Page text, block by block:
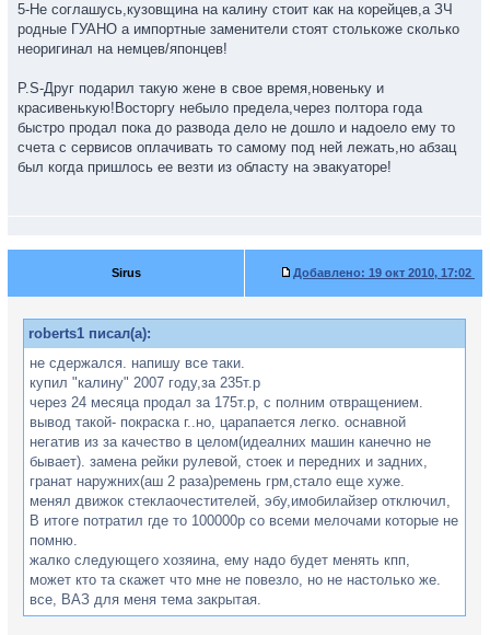
5-Не соглашусь,кузовщина на калину стоит как на корейцев,а ЗЧ
родные ГУАНО а импортные заменители стоят столькоже сколько
неоригинал на немцев/японцев!
P.S-Друг подарил такую жене в свое время,новеньку и
красивенькую!Восторгу небыло предела,через полтора года
быстро продал пока до развода дело не дошло и надоело ему то
счета с сервисов оплачивать то самому под ней лежать,но абзац
был когда пришлось ее везти из областу на эвакуаторе!
Sirus Добавлено: 19 окт 2010, 17:02
roberts1 писал(а):
не сдержался. напишу все таки.
купил "калину" 2007 году,за 235т.р
через 24 месяца продал за 175т.р, с полним отвращением.
вывод такой- покраска г..но, царапается легко. оснавной
негатив из за качество в целом(идеалних машин канечно не
бывает). замена рейки рулевой, стоек и передних и задних,
гранат наружних(аш 2 раза)ремень грм,стало еще хуже.
менял движок стеклаочестителей, эбу,имобилайзер отключил,
В итоге потратил где то 100000р со всеми мелочами которые не
помню.
жалко следующего хозяина, ему надо будет менять кпп,
может кто та скажет что мне не повезло, но не настолько же.
все, ВАЗ для меня тема закрытая.